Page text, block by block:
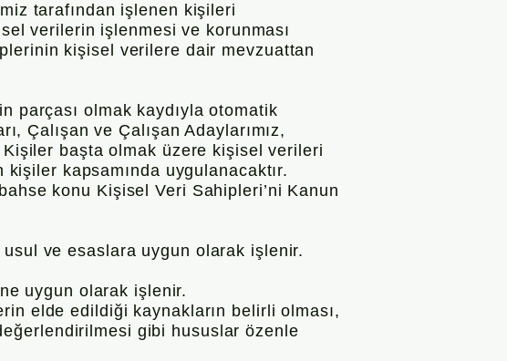
tarafından işlenen kişileri
verilerin işlenmesi ve korunması
kişisel verilere dair mevzuattan
parçası olmak kaydıyla otomatik
Çalışan ve Çalışan Adaylarımız,
başta olmak üzere kişisel verileri
kapsamında uygulanacaktır.
konu Kişisel Veri Sahipleri’ni Kanun
ve esaslara uygun olarak işlenir.
uygun olarak işlenir.
elde edildiği kaynakların belirli olması,
gibi hususlar özenle